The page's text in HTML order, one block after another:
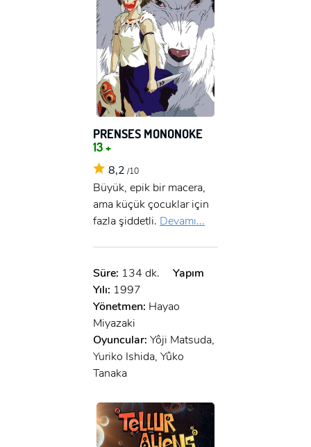
PRENSES MONONOKE
13 +
8,2 /10
Büyük, epik bir macera,
ama küçük çocuklar için
fazla şiddetli. Devamı...
Süre: 134 dk.
Yapım
Yılı: 1997
Yönetmen: Hayao
Miyazaki
Oyuncular: Yôji Matsuda,
Yuriko Ishida, Yûko
Tanaka